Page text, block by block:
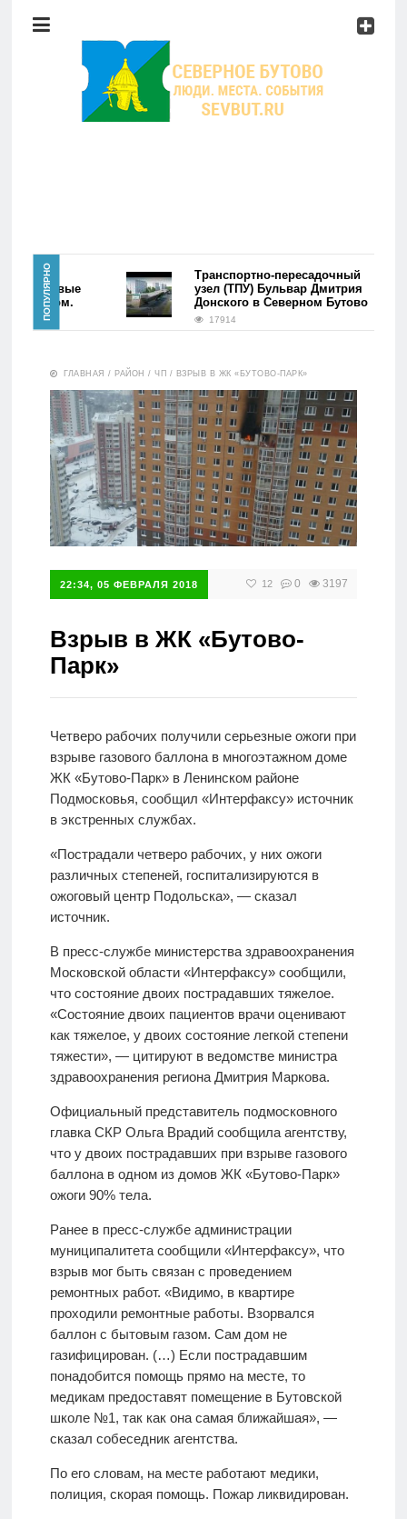
Район
Мероприятия
Главная
Новости
Мероприятия
Справочник
ПОПУЛЯРНО
Первые
фэйком.
Транспортно-пересадочный
узел (ТПУ) Бульвар Дмитрия
Донского в Северном Бутово
17914
ГЛАВНАЯ / РАЙОН /ЧП / ВЗРЫВ В ЖК «БУТОВО-ПАРК»
22:34, 05 ФЕВРАЛЯ 2018 12 0 3197
Взрыв в ЖК «Бутово-
Парк»
Четверо рабочих получили серьезные ожоги при
взрыве газового баллона в многоэтажном доме
ЖК «Бутово-Парк» в Ленинском районе
Подмосковья, сообщил «Интерфаксу» источник
в экстренных службах.
«Пострадали четверо рабочих, у них ожоги
различных степеней, госпитализируются в
ожоговый центр Подольска», — сказал
источник.
В пресс-службе министерства здравоохранения
Московской области «Интерфаксу» сообщили,
что состояние двоих пострадавших тяжелое.
«Состояние двоих пациентов врачи оценивают
как тяжелое, у двоих состояние легкой степени
тяжести», — цитируют в ведомстве министра
здравоохранения региона Дмитрия Маркова.
Официальный представитель подмосковного
главка СКР Ольга Врадий сообщила агентству,
что у двоих пострадавших при взрыве газового
баллона в одном из домов ЖК «Бутово-Парк»
ожоги 90% тела.
Ранее в пресс-службе администрации
муниципалитета сообщили «Интерфаксу», что
взрыв мог быть связан с проведением
ремонтных работ. «Видимо, в квартире
проходили ремонтные работы. Взорвался
баллон с бытовым газом. Сам дом не
газифицирован. (…) Если пострадавшим
понадобится помощь прямо на месте, то
медикам предоставят помещение в Бутовской
школе №1, так как она самая ближайшая», —
сказал собеседник агентства.
По его словам, на месте работают медики,
полиция, скорая помощь. Пожар ликвидирован.